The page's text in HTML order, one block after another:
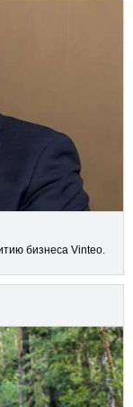
бизнеса Vinteo.